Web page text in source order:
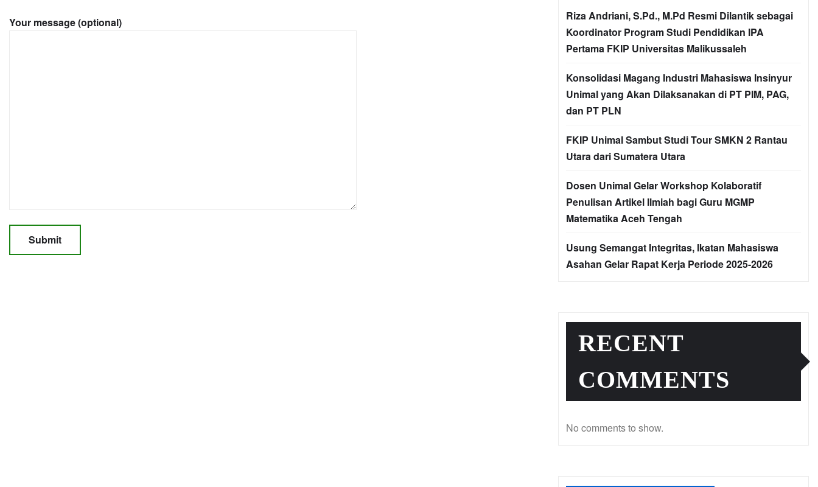
Your message (optional)
Riza Andriani, S.Pd., M.Pd Resmi Dilantik sebagai
Koordinator Program Studi Pendidikan IPA
Pertama FKIP Universitas Malikussaleh
Konsolidasi Magang Industri Mahasiswa Insinyur
Unimal yang Akan Dilaksanakan di PT PIM, PAG,
dan PT PLN
FKIP Unimal Sambut Studi Tour SMKN 2 Rantau
Utara dari Sumatera Utara
Dosen Unimal Gelar Workshop Kolaboratif
Penulisan Artikel Ilmiah bagi Guru MGMP
Matematika Aceh Tengah
Usung Semangat Integritas, Ikatan Mahasiswa
Asahan Gelar Rapat Kerja Periode 2025-2026
RECENT
COMMENTS
No comments to show.